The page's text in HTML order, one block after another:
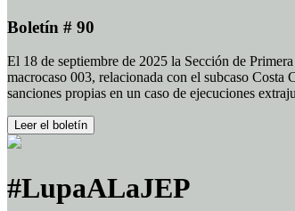
Boletín # 90
El 18 de septiembre de 2025 la Sección de
macrocaso 003, relacionada con el subcaso
sanciones propias en un caso de ejecuciones
Leer el boletín
#LupaALaJEP